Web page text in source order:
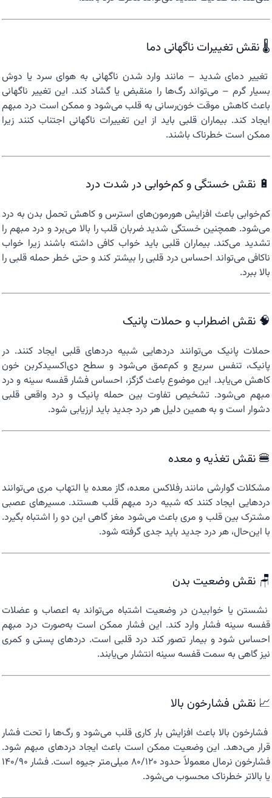
🌡️ نقش تغییرات ناگهانی دما
تغییر دمای شدید – مانند وارد شدن ناگهانی به هوای سرد یا دوش
بسیار گرم – می‌تواند رگ‌ها را منقبض یا گشاد کند. این تغییر ناگهانی
باعث کاهش موقت خون‌رسانی به قلب می‌شود و ممکن است درد مبهم
ایجاد کند. بیماران قلبی باید از این تغییرات ناگهانی اجتناب کنند زیرا
ممکن است خطرناک باشند.
🔋 نقش خستگی و کم‌خوابی در شدت درد
کم‌خوابی باعث افزایش هورمون‌های استرس و کاهش تحمل بدن به درد
می‌شود. همچنین خستگی شدید ضربان قلب را بالا می‌برد و درد مبهم را
تشدید می‌کند. بیماران قلبی باید خواب کافی داشته باشند زیرا خواب
ناکافی می‌تواند احساس درد قلبی را بیشتر کند و حتی خطر حمله قلبی را
بالا ببرد.
🧠 نقش اضطراب و حملات پانیک
حملات پانیک می‌توانند دردهایی شبیه دردهای قلبی ایجاد کنند. در
پانیک، تنفس سریع و کم‌عمق می‌شود و سطح دی‌اکسیدکربن خون
کاهش می‌یابد. این موضوع باعث گزگز، احساس فشار قفسه سینه و درد
مبهم می‌شود. تشخیص تفاوت بین حمله پانیک و درد واقعی قلبی
دشوار است و به همین دلیل هر درد جدید باید ارزیابی شود.
🍔 نقش تغذیه و معده
مشکلات گوارشی مانند رفلاکس معده، گاز معده یا التهاب مری می‌توانند
دردهایی ایجاد کنند که شبیه درد مبهم قلب هستند. مسیرهای عصبی
مشترک بین قلب و مری باعث می‌شود مغز گاهی این دو را اشتباه بگیرد.
با این‌حال، هر درد جدید باید جدی گرفته شود.
🪑 نقش وضعیت بدن
نشستن یا خوابیدن در وضعیت اشتباه می‌تواند به اعصاب و عضلات
قفسه سینه فشار وارد کند. این فشار ممکن است به‌صورت درد مبهم
احساس شود و بیمار تصور کند درد قلبی است. دردهای پستی و کمری
نیز گاهی به سمت قفسه سینه انتشار می‌یابند.
📈 نقش فشارخون بالا
فشارخون بالا باعث افزایش بار کاری قلب می‌شود و رگ‌ها را تحت فشار
قرار می‌دهد. این وضعیت ممکن است باعث ایجاد دردهای مبهم شود.
فشارخون نرمال معمولاً حدود ۸۰/۱۲۰ میلی‌متر جیوه است. فشار ۱۴۰/۹۰
یا بالاتر خطرناک محسوب می‌شود.